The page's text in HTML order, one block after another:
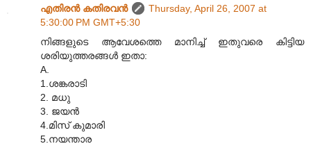
എതിരന്‍ കതിരവന്‍
Thursday, April 26, 2007 at
5:30:00 PM GMT+5:30
നിങ്ങളുടെ ആവേശത്തെ മാനിച്ച് ഇതുവരെ കിട്ടിയ
ശരിയുത്തരങ്ങള്‍ ഇതാ:
A.
1.ശങ്കരാടി
2. മധു
3. ജയന്‍
4.മിസ് കുമാരി
5.നയന്താര